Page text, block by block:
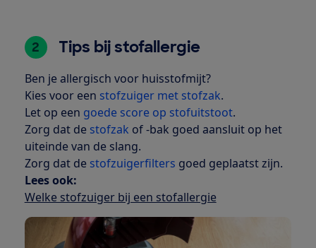
2 Tips bij stofallergie
Ben je allergisch voor huisstofmijt?
Kies voor een stofzuiger met stofzak.
Let op een goede score op stofuitstoot.
Zorg dat de stofzak of -bak goed aansluit op het
uiteinde van de slang.
Zorg dat de stofzuigerfilters goed geplaatst zijn.
Lees ook:
Welke stofzuiger bij een stofallergie